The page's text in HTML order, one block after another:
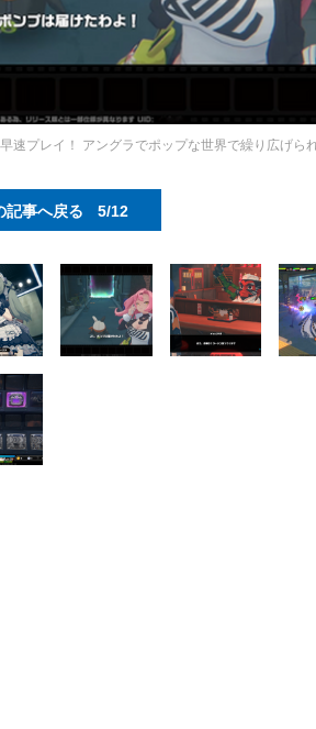
プレイ！ アングラでポップな世界で繰り広げら
記事へ戻る 5/12